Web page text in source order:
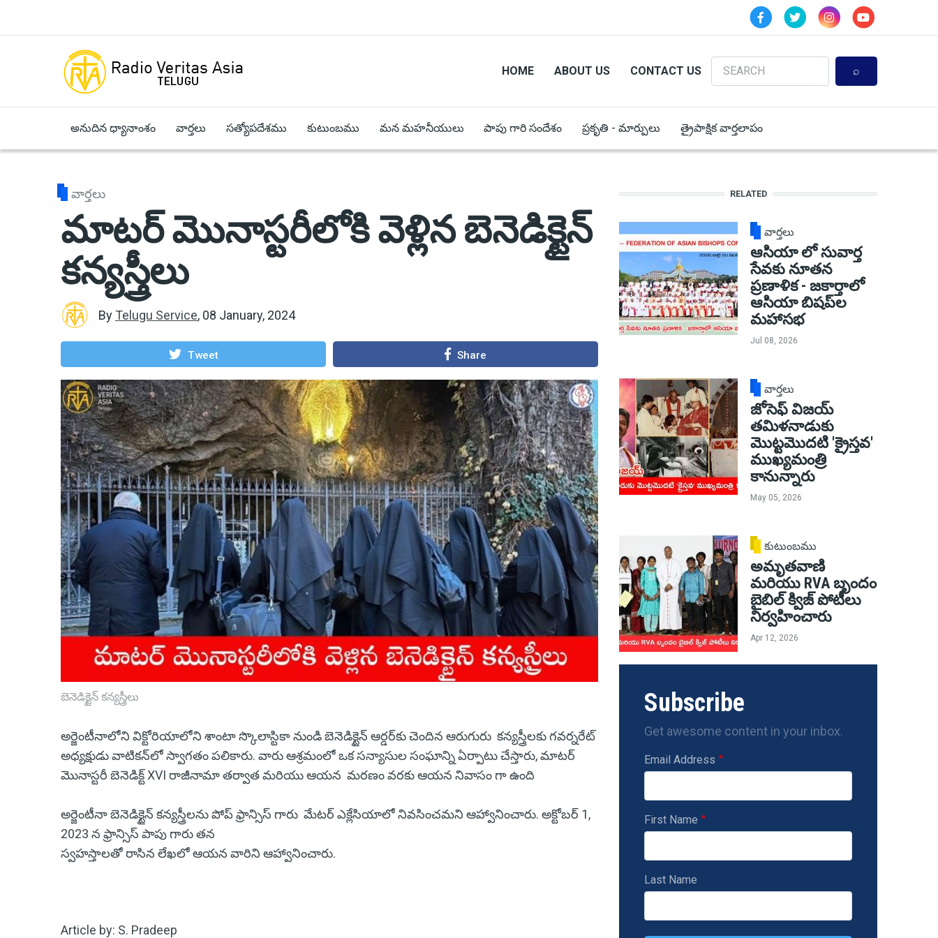
HOME ABOUT US CONTACT US
Search
అనుదిన ధ్యానాంశం వార్తలు సత్యోపదేశము కుటుంబము మన మహనీయులు పాపు గారి సందేశం ప్రకృతి - మార్పులు త్రైపాక్షిక వార్తలాపం
వార్తలు
మాటర్ మొనాస్టరీలోకి వెళ్లిన బెనెడిక్టైన్
కన్యస్త్రీలు
By Telugu Service, 08 January, 2024
Tweet Share
బెనెడిక్టైన్ కన్యస్త్రీలు
అర్జెంటీనాలోని విక్టోరియాలోని శాంటా స్కొలాస్టికా నుండి బెనెడిక్టైన్ ఆర్డర్‌కు చెందిన ఆరుగురు కన్యస్త్రీలకు గవర్నరేట్
అధ్యక్షుడు వాటికన్‌లో స్వాగతం పలికారు. వారు ఆశ్రమంలో ఒక సన్యాసుల సంఘాన్ని ఏర్పాటు చేస్తారు, మాటర్
మొనాస్టరీ బెనెడిక్ట్ XVI రాజీనామా తర్వాత మరియు ఆయన మరణం వరకు ఆయన నివాసం గా ఉంది
అర్జెంటీనా బెనెడిక్టైన్ కన్యస్త్రీలను పోప్ ఫ్రాన్సిస్ గారు మేటర్ ఎక్లేసియాలో నివసించమని ఆహ్వానించారు. అక్టోబర్ 1,
2023 న ఫ్రాన్సిస్ పాపు గారు తన
స్వహస్తాలతో రాసిన లేఖలో ఆయన వారిని ఆహ్వానించారు.
Article by: S. Pradeep
RELATED
వార్తలు
ఆసియా లో సువార్త
సేవకు నూతన
ప్రణాళిక - జకార్తాలో
ఆసియా బిషప్‌ల
మహాసభ
Jul 08, 2026
వార్తలు
జోసెఫ్ విజయ్
తమిళనాడుకు
మొట్టమొదటి 'క్రైస్తవ'
ముఖ్యమంత్రి
కానున్నారు
May 05, 2026
కుటుంబము
అమృతవాణి
మరియు RVA బృందం
బైబిల్ క్విజ్ పోటీలు
నిర్వహించారు
Apr 12, 2026
Subscribe
Get awesome content in your inbox.
Email Address
First Name
Last Name